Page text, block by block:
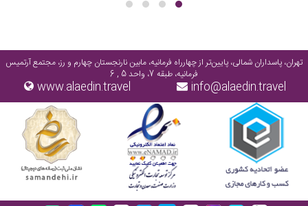
تهران، پاسداران شمالی، پایین‌تر از چهارراه فرمانیه، مابین نارنجستان چهارم و رز، مجتمع آرتمیس
فرمانیه، طبقه 7، واحد 5 , 6
info@alaedin.travel
www.alaedin.travel